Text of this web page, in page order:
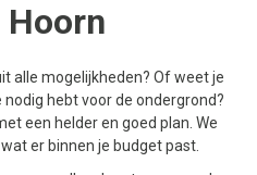
alle mogelijkheden? Of weet je
hebt voor de ondergrond?
een helder en goed plan. We
er binnen je budget past.